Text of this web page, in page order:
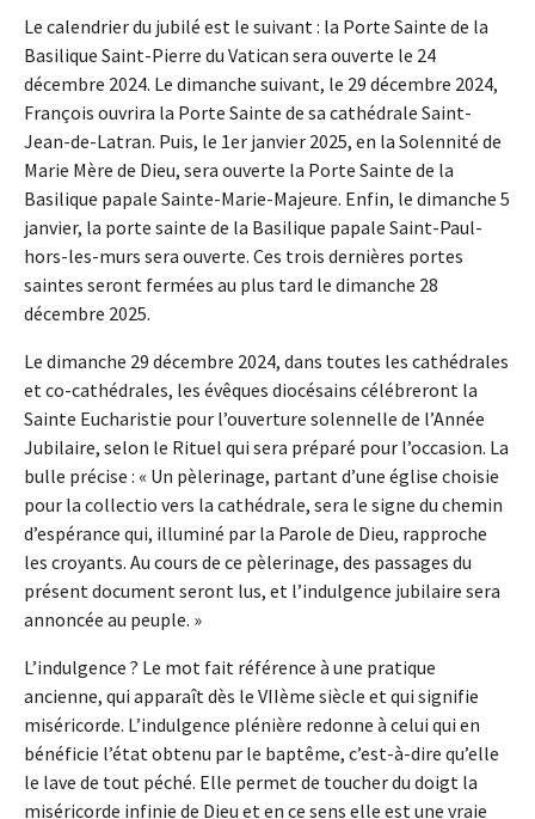
Le calendrier du jubilé est le suivant : la Porte Sainte de la
Basilique Saint-Pierre du Vatican sera ouverte le 24
décembre 2024. Le dimanche suivant, le 29 décembre 2024,
François ouvrira la Porte Sainte de sa cathédrale Saint-
Jean-de-Latran. Puis, le 1er janvier 2025, en la Solennité de
Marie Mère de Dieu, sera ouverte la Porte Sainte de la
Basilique papale Sainte-Marie-Majeure. Enfin, le dimanche 5
janvier, la porte sainte de la Basilique papale Saint-Paul-
hors-les-murs sera ouverte. Ces trois dernières portes
saintes seront fermées au plus tard le dimanche 28
décembre 2025.
Le dimanche 29 décembre 2024, dans toutes les cathédrales
et co-cathédrales, les évêques diocésains célébreront la
Sainte Eucharistie pour l’ouverture solennelle de l’Année
Jubilaire, selon le Rituel qui sera préparé pour l’occasion. La
bulle précise : « Un pèlerinage, partant d’une église choisie
pour la collectio vers la cathédrale, sera le signe du chemin
d’espérance qui, illuminé par la Parole de Dieu, rapproche
les croyants. Au cours de ce pèlerinage, des passages du
présent document seront lus, et l’indulgence jubilaire sera
annoncée au peuple. »
L’indulgence ? Le mot fait référence à une pratique
ancienne, qui apparaît dès le VIIème siècle et qui signifie
miséricorde. L’indulgence plénière redonne à celui qui en
bénéficie l’état obtenu par le baptême, c’est-à-dire qu’elle
le lave de tout péché. Elle permet de toucher du doigt la
miséricorde infinie de Dieu et en ce sens elle est une vraie